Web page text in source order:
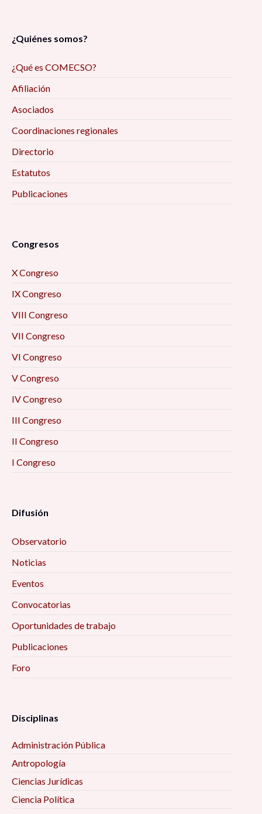
¿Quiénes somos?
¿Qué es COMECSO?
Afiliación
Asociados
Coordinaciones regionales
Directorio
Estatutos
Publicaciones
Congresos
X Congreso
IX Congreso
VIII Congreso
VII Congreso
VI Congreso
V Congreso
IV Congreso
III Congreso
II Congreso
I Congreso
Difusión
Observatorio
Noticias
Eventos
Convocatorias
Oportunidades de trabajo
Publicaciones
Foro
Disciplinas
Administración Pública
Antropología
Ciencias Jurídicas
Ciencia Política